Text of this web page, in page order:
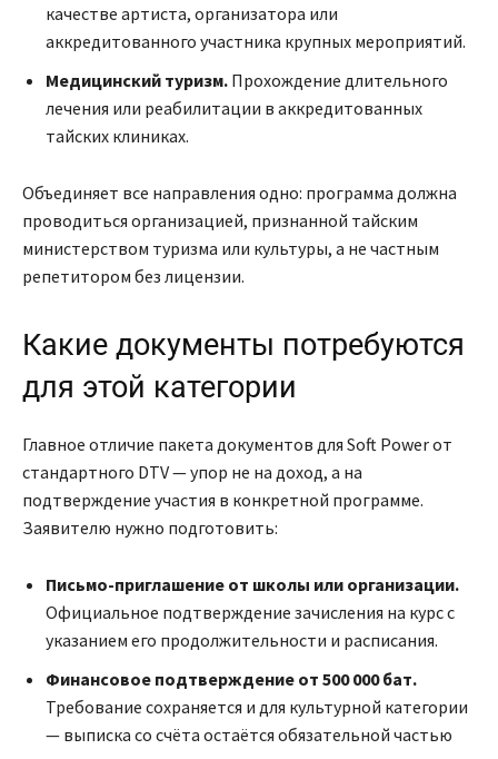
качестве артиста, организатора или
аккредитованного участника крупных мероприятий.
Медицинский туризм. Прохождение длительного
лечения или реабилитации в аккредитованных
тайских клиниках.
Объединяет все направления одно: программа должна
проводиться организацией, признанной тайским
министерством туризма или культуры, а не частным
репетитором без лицензии.
Какие документы потребуются
для этой категории
Главное отличие пакета документов для Soft Power от
стандартного DTV — упор не на доход, а на
подтверждение участия в конкретной программе.
Заявителю нужно подготовить:
Письмо-приглашение от школы или организации.
Официальное подтверждение зачисления на курс с
указанием его продолжительности и расписания.
Финансовое подтверждение от 500 000 бат.
Требование сохраняется и для культурной категории
— выписка со счёта остаётся обязательной частью